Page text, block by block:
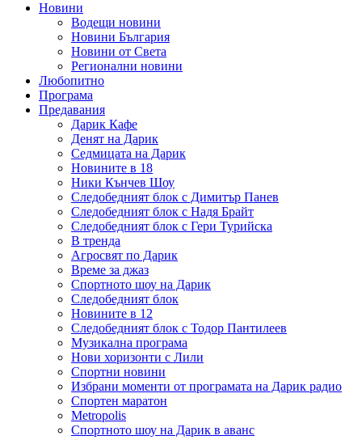
Новини
Водещи новини
Новини България
Новини от Света
Регионални новини
Любопитно
Програма
Предавания
Дарик Кафе
Денят на Дарик
Седмицата на Дарик
Новините в 18
Ники Кънчев Шоу
Следобедният блок с Димитър Панев
Следобедният блок с Надя Брайт
Следобедният блок с Гери Турийска
В тренда
Агросвят по Дарик
Време за джаз
Спортното шоу на Дарик
Следобедният блок
Новините в 12
Следобедният блок с Тодор Пантилеев
Музикална програма
Нови хоризонти с Лили
Спортни новини
Избрани моменти от програмата на Дарик радио
Спортен маратон
Metropolis
Спортното шоу на Дарик в аванс